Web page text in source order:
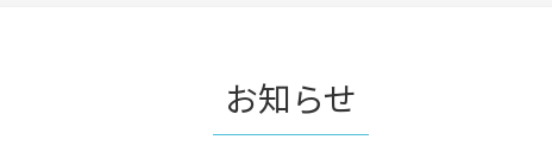
お知らせ